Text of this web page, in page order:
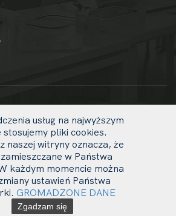
usług na najwyższym
stosujemy pliki cookies.
naszej witryny oznacza, że
w Państwa
każdym momencie można
ustawień Państwa
GROMADZONE DANE
Zgadzam się